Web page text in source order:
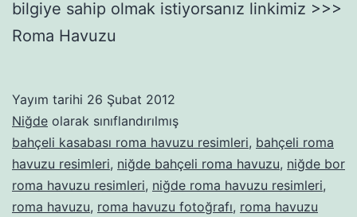
bilgiye sahip olmak istiyorsanız linkimiz >>>
Roma Havuzu
Yayım tarihi 26 Şubat 2012
Niğde olarak sınıflandırılmış
bahçeli kasabası roma havuzu resimleri, bahçeli roma
havuzu resimleri, niğde bahçeli roma havuzu, niğde bor
roma havuzu resimleri, niğde roma havuzu resimleri,
roma havuzu, roma havuzu fotoğrafı, roma havuzu